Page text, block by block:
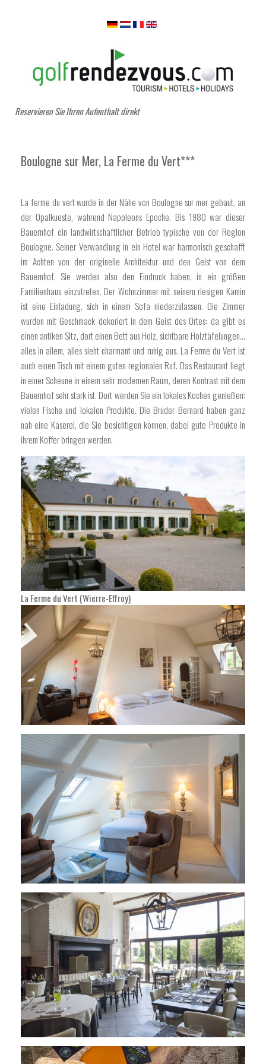
Reservieren Sie Ihren Aufenthalt direkt
Boulogne sur Mer, La Ferme du Vert***
La ferme du vert wurde in der Nähe von Boulogne sur mer gebaut, an
der Opalkueste, während Napoleons Epoche. Bis 1980 war dieser
Bauernhof ein landwirtschaftlicher Betrieb typische von der Region
Boulogne. Seiner Verwandlung in ein Hotel war harmonisch geschafft
im Achten von der originelle Architektur und den Geist von dem
Bauernhof. Sie werden also den Eindruck haben, in ein größen
Familienhaus einzutreten. Der Wohnzimmer mit seinem riesigen Kamin
ist eine Einladung, sich in einem Sofa niederzulassen. Die Zimmer
wurden mit Geschmack dekoriert in dem Geist des Ortes: da gibt es
einen antiken Sitz, dort einen Bett aus Holz, sichtbare Holztäfelungen…
alles in allem, alles sieht charmant und ruhig aus. La Ferme du Vert ist
auch einen Tisch mit einem guten regionalen Ruf. Das Restaurant liegt
in einer Scheune in einem sehr modernen Raum, deren Kontrast mit dem
Bauernhof sehr stark ist. Dort werden Sie ein lokales Kochen genießen:
vielen Fische und lokalen Produkte. Die Brüder Bernard haben ganz
nah eine Käserei, die Sie besichtigen können, dabei gute Produkte in
ihrem Koffer bringen werden.
La Ferme du Vert (Wierre-Effroy)